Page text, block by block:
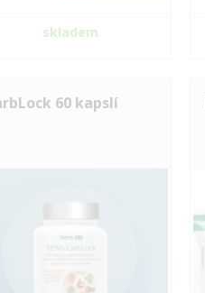
skladem
60 kapslí